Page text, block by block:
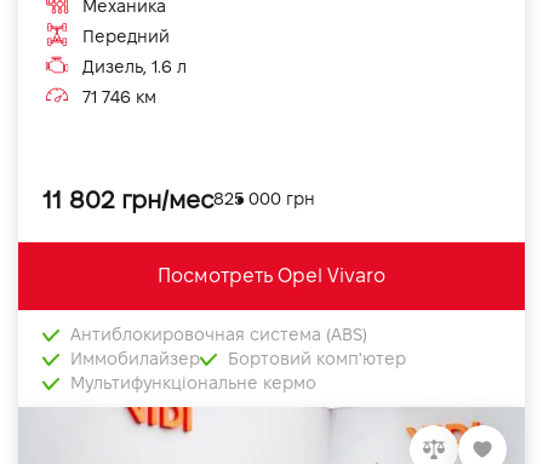
Механика
Передний
Дизель, 1.6 л
71 746 км
11 802 грн/мес825 000 грн
Посмотреть Opel Vivaro
Антиблокировочная система (ABS)
Иммобилайзер
Бортовий комп'ютер
Мультифункціональне кермо